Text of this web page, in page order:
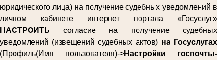
юридического лица) на получение судебных уведомлений в
личном кабинете интернет портала «Госуслуг»
НАСТРОИТЬ согласие на получение судебных
уведомлений (извещений судебных актов) на Госуслугах
(Профиль(Имя пользователя)->Настройки госпочты-